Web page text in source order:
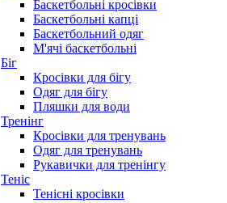
Баскетбольні кросівки
Баскетбольні капці
Баскетбольний одяг
М'ячі баскетбольні
Біг
Кросівки для бігу
Одяг для бігу
Пляшки для води
Тренінг
Кросівки для тренувань
Одяг для тренувань
Рукавички для тренінгу
Теніс
Тенісні кросівки